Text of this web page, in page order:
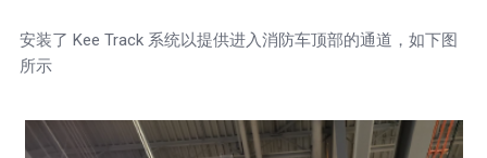
安装了 Kee Track 系统以提供进入消防车顶部的通道，如下图
所示